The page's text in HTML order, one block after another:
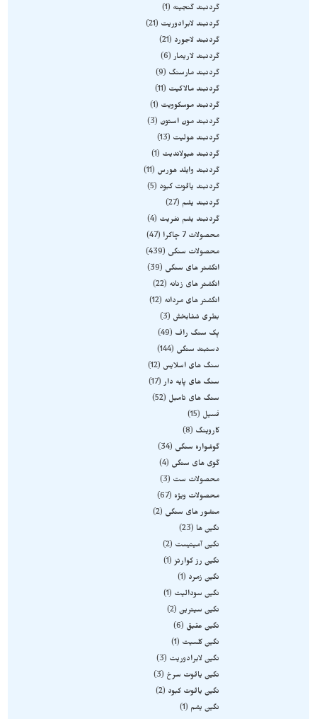
گردنبند گنجینه
1
گردنبند لابرادوریت
21
گردنبند لاجورد
21
گردنبند لاریمار 6
گردنبند مارسنگ
9
گردنبند مالاکیت
11
گردنبند موسکوویت
1
گردنبند مون استون
3
گردنبند هولیت
13
گردنبند هیولاندیت
1
گردنبند وایلد هورس
11
گردنبند یاقوت کبود
5
گردنبند یشم
27
گردنبند یشم نفریت
4
محصولات 7 چاکرا
47
محصولات سنگی
439
انگشتر های سنگی
39
انگشتر های زنانه
22
انگشتر های مردانه
12
بطری شفابخش
3
پک سنگ راف
49
دستبند سنگی
144
سنگ های اسلایس
12
سنگ های پایه دار 17
سنگ های تامبل
52
فسیل
15
کاروینگ
8
گوشواره سنگی
34
گوی های سنگی
4
محصولات ست
3
محصولات ویژه
67
منشور های سنگی
2
نگین ها
23
نگین آمیتیست
2
نگین رز کوارتز 1
نگین زمرد
1
نگین سودالیت
1
نگین سیترین 2
نگین عقیق
6
نگین کلسیت
1
نگین لابرادوریت
3
نگین یاقوت سرخ
3
نگین یاقوت کبود
2
نگین یشم
1